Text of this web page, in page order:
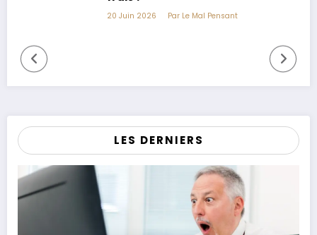
Par Le Mal Pensant
LES DERNIERS